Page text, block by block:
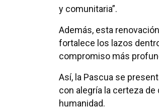
y comunitaria”.
Además, esta
fortalece los lazos
compromiso más
Así, la Pascua se
con alegría la certeza
humanidad.